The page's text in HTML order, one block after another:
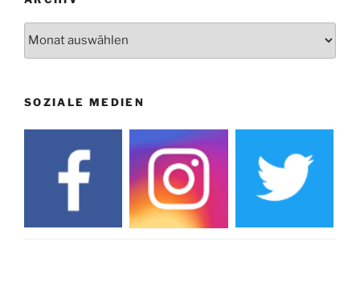
SOZIALE MEDIEN